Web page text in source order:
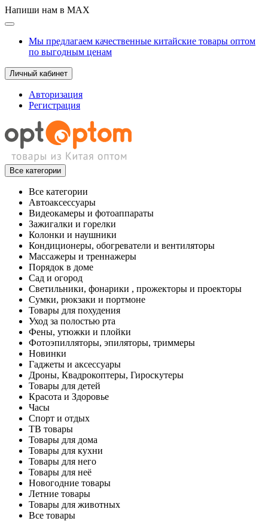
Напиши нам в MAX
Мы предлагаем качественные китайские товары оптом
по выгодным ценам
Личный кабинет
Авторизация
Регистрация
Все категории
Все категории
Автоаксессуары
Видеокамеры и фотоаппараты
Зажигалки и горелки
Колонки и наушники
Кондиционеры, обогреватели и вентиляторы
Массажеры и треннажеры
Порядок в доме
Сад и огород
Светильники, фонарики , прожекторы и проекторы
Сумки, рюкзаки и портмоне
Товары для похудения
Уход за полостью рта
Фены, утюжки и плойки
Фотоэпилляторы, эпиляторы, триммеры
Новинки
Гаджеты и аксессуары
Дроны, Квадрокоптеры, Гироскутеры
Товары для детей
Красота и Здоровье
Часы
Спорт и отдых
ТВ товары
Товары для дома
Товары для кухни
Товары для него
Товары для неё
Новогодние товары
Летние товары
Товары для животных
Все товары